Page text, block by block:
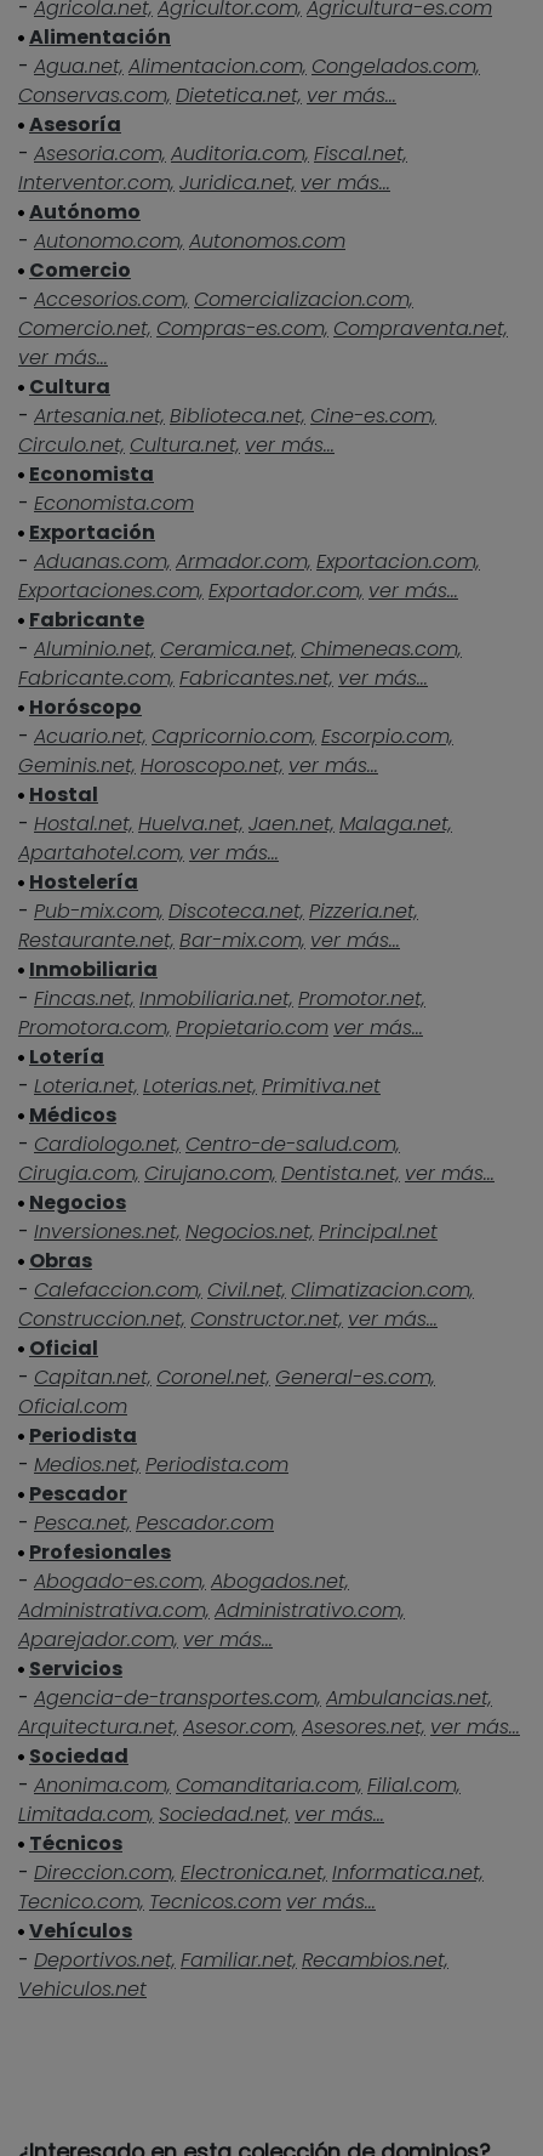
- Agricola.net, Agricultor.com, Agricultura-es.com
Alimentación
- Agua.net, Alimentacion.com, Congelados.com,
Conservas.com, Dietetica.net, ver más...
Asesoría
- Asesoria.com, Auditoria.com, Fiscal.net,
Interventor.com, Juridica.net, ver más...
Autónomo
- Autonomo.com, Autonomos.com
Comercio
- Accesorios.com, Comercializacion.com,
Comercio.net, Compras-es.com, Compraventa.net,
ver más...
Cultura
- Artesania.net, Biblioteca.net, Cine-es.com,
Circulo.net, Cultura.net, ver más...
Economista
- Economista.com
Exportación
- Aduanas.com, Armador.com, Exportacion.com,
Exportaciones.com, Exportador.com, ver más...
Fabricante
- Aluminio.net, Ceramica.net, Chimeneas.com,
Fabricante.com, Fabricantes.net, ver más...
Horóscopo
- Acuario.net, Capricornio.com, Escorpio.com,
Geminis.net, Horoscopo.net, ver más...
Hostal
- Hostal.net, Huelva.net, Jaen.net, Malaga.net,
Apartahotel.com, ver más...
Hostelería
- Pub-mix.com, Discoteca.net, Pizzeria.net,
Restaurante.net, Bar-mix.com, ver más...
Inmobiliaria
- Fincas.net, Inmobiliaria.net, Promotor.net,
Promotora.com, Propietario.com ver más...
Lotería
- Loteria.net, Loterias.net, Primitiva.net
Médicos
- Cardiologo.net, Centro-de-salud.com,
Cirugia.com, Cirujano.com, Dentista.net, ver más...
Negocios
- Inversiones.net, Negocios.net, Principal.net
Obras
- Calefaccion.com, Civil.net, Climatizacion.com,
Construccion.net, Constructor.net, ver más...
Oficial
- Capitan.net, Coronel.net, General-es.com,
Oficial.com
Periodista
- Medios.net, Periodista.com
Pescador
- Pesca.net, Pescador.com
Profesionales
- Abogado-es.com, Abogados.net,
Administrativa.com, Administrativo.com,
Aparejador.com, ver más...
Servicios
- Agencia-de-transportes.com, Ambulancias.net,
Arquitectura.net, Asesor.com, Asesores.net, ver más...
Sociedad
- Anonima.com, Comanditaria.com, Filial.com,
Limitada.com, Sociedad.net, ver más...
Técnicos
- Direccion.com, Electronica.net, Informatica.net,
Tecnico.com, Tecnicos.com ver más...
Vehículos
- Deportivos.net, Familiar.net, Recambios.net,
Vehiculos.net